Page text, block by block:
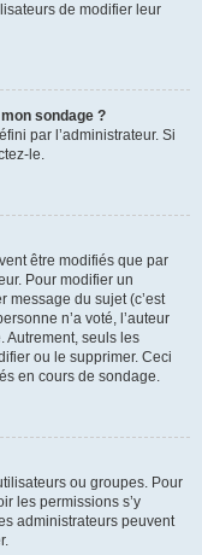
de modifier leur
sondage ?
par l’administrateur. Si
le.
être modifiés que par
Pour modifier un
message du sujet (c’est
n’a voté, l’auteur
Autrement, seuls les
ou le supprimer. Ceci
en cours de sondage.
ou groupes. Pour
les permissions s’y
administrateurs peuvent